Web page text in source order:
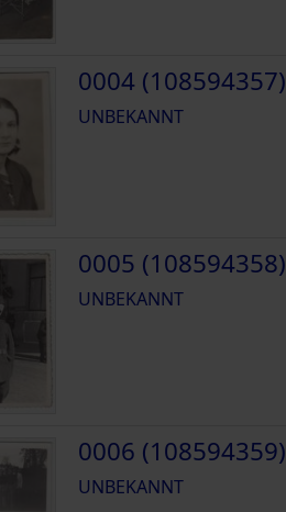
0004 (108594357)
UNBEKANNT
0005 (108594358)
UNBEKANNT
0006 (108594359)
UNBEKANNT